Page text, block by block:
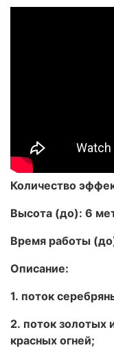
Количество
Высота (до): 6
Время работы
Описание:
1. поток
2. поток золотых
красных огней;